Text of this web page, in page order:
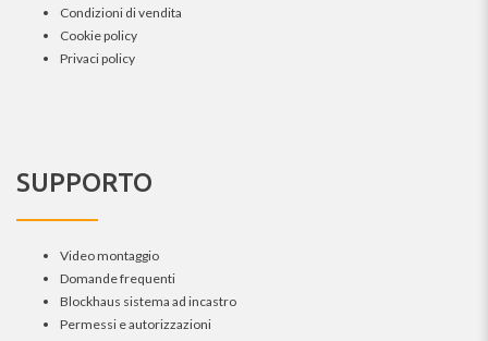
Condizioni di vendita
Cookie policy
Privaci policy
SUPPORTO
Video montaggio
Domande frequenti
Blockhaus sistema ad incastro
Permessi e autorizzazioni